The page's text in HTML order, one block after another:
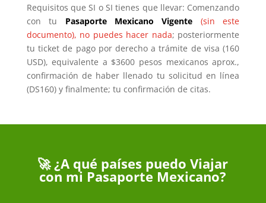
Requisitos que SI o SI tienes que llevar: Comenzando
con tu Pasaporte Mexicano Vigente
(sin este
documento), no puedes hacer nada; posteriormente
tu ticket de pago por derecho a trámite de visa (160
USD), equivalente a $3600 pesos mexicanos aprox.,
confirmación de haber llenado tu solicitud en línea
(DS160) y finalmente; tu confirmación de citas.
🚀 ¿A qué países puedo Viajar
con mi Pasaporte Mexicano?